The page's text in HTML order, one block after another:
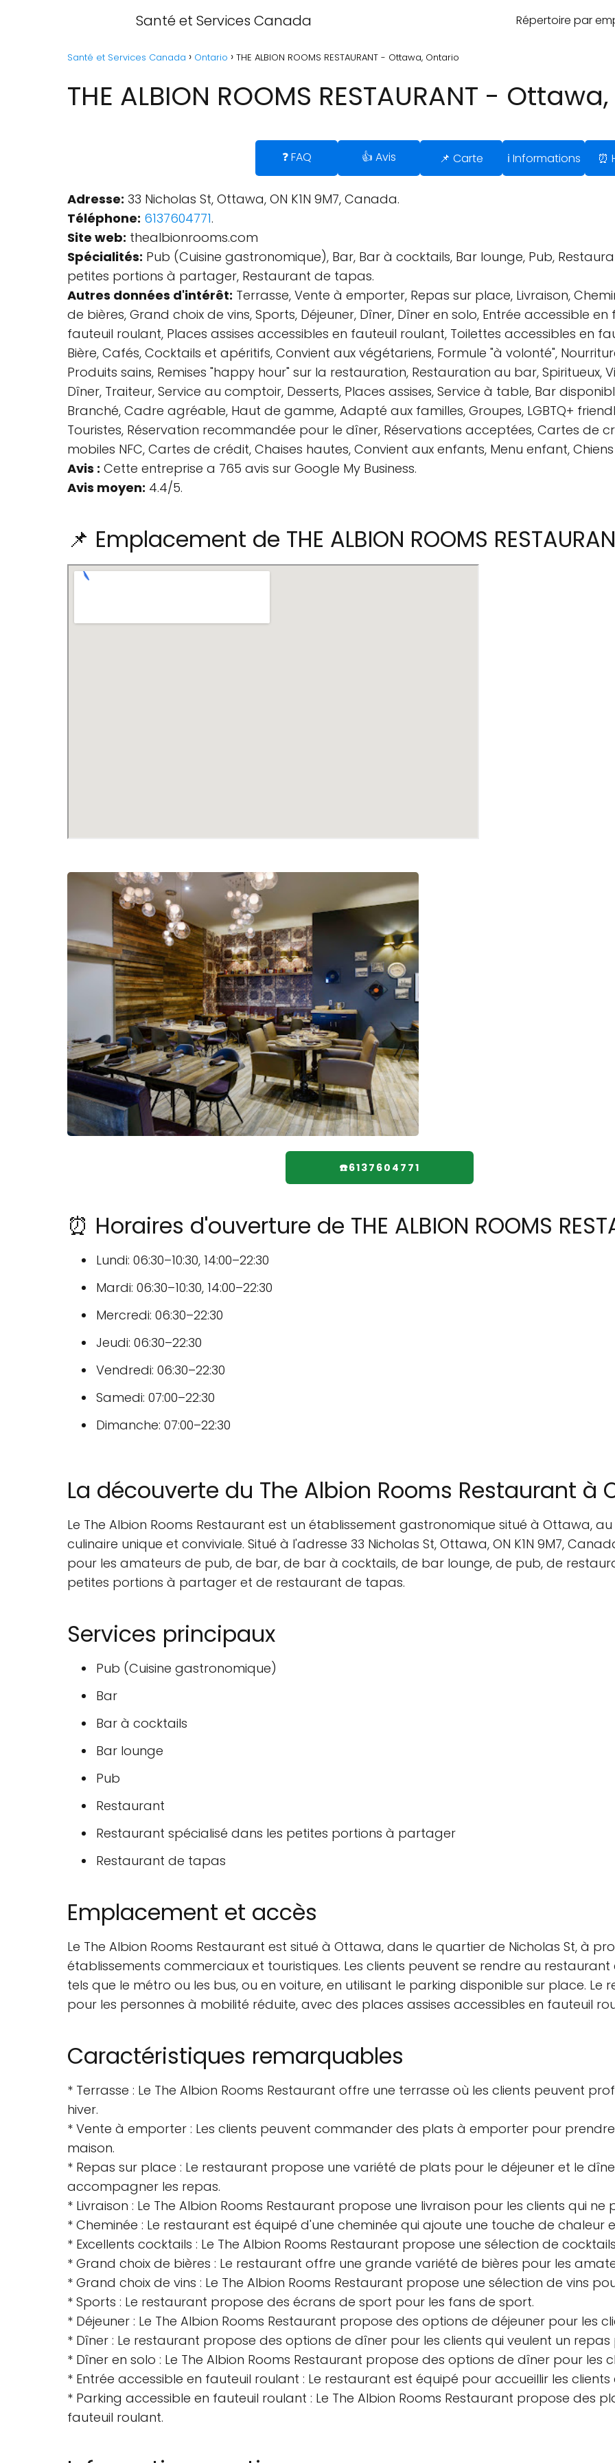
Santé et Services Canada Répertoire par
Santé et Services Canada Ontario THE ALBION ROOMS RESTAURANT - Ottawa, Ontario
THE ALBION ROOMS RESTAURANT -
❓ FAQ 👍 Avis 📌 Carte ℹ️ Informations ⏰
Adresse: 33 Nicholas St, Ottawa, ON K1N 9M7, Canada.
Téléphone: 6137604771.
Site web: thealbionrooms.com
Spécialités: Pub (Cuisine gastronomique), Bar, Bar à cocktails, Bar lounge, Pub,
petites portions à partager, Restaurant de tapas.
Autres données d'intérêt: Terrasse, Vente à emporter, Repas sur place, Livraison,
de bières, Grand choix de vins, Sports, Déjeuner, Dîner, Dîner en solo, Entrée accessible
fauteuil roulant, Places assises accessibles en fauteuil roulant, Toilettes accessibles en
Bière, Cafés, Cocktails et apéritifs, Convient aux végétariens, Formule "à volonté",
Produits sains, Remises "happy hour" sur la restauration, Restauration au bar, Spiritueux,
Dîner, Traiteur, Service au comptoir, Desserts, Places assises, Service à table, Bar
Branché, Cadre agréable, Haut de gamme, Adapté aux familles, Groupes, LGBTQ+
Touristes, Réservation recommandée pour le dîner, Réservations acceptées, Cartes de
mobiles NFC, Cartes de crédit, Chaises hautes, Convient aux enfants, Menu enfant,
Avis : Cette entreprise a 765 avis sur Google My Business.
Avis moyen: 4.4/5.
📌 Emplacement de THE ALBION ROOMS
☎️6137604771
⏰ Horaires d'ouverture de THE ALBION ROOMS
Lundi: 06:30–10:30, 14:00–22:30
Mardi: 06:30–10:30, 14:00–22:30
Mercredi: 06:30–22:30
Jeudi: 06:30–22:30
Vendredi: 06:30–22:30
Samedi: 07:00–22:30
Dimanche: 07:00–22:30
La découverte du The Albion Rooms Restaurant à
Le The Albion Rooms Restaurant est un établissement gastronomique situé à Ottawa,
culinaire unique et conviviale. Situé à l'adresse 33 Nicholas St, Ottawa, ON K1N 9M7,
pour les amateurs de pub, de bar, de bar à cocktails, de bar lounge, de pub, de
petites portions à partager et de restaurant de tapas.
Services principaux
Pub (Cuisine gastronomique)
Bar
Bar à cocktails
Bar lounge
Pub
Restaurant
Restaurant spécialisé dans les petites portions à partager
Restaurant de tapas
Emplacement et accès
Le The Albion Rooms Restaurant est situé à Ottawa, dans le quartier de Nicholas St, à
établissements commerciaux et touristiques. Les clients peuvent se rendre au
tels que le métro ou les bus, ou en voiture, en utilisant le parking disponible sur place.
pour les personnes à mobilité réduite, avec des places assises accessibles en fauteuil
Caractéristiques remarquables
* Terrasse : Le The Albion Rooms Restaurant offre une terrasse où les clients peuvent
hiver.
* Vente à emporter : Les clients peuvent commander des plats à emporter pour
maison.
* Repas sur place : Le restaurant propose une variété de plats pour le déjeuner et le
accompagner les repas.
* Livraison : Le The Albion Rooms Restaurant propose une livraison pour les clients qui
* Cheminée : Le restaurant est équipé d'une cheminée qui ajoute une touche de chaleur
* Excellents cocktails : Le The Albion Rooms Restaurant propose une sélection de
* Grand choix de bières : Le restaurant offre une grande variété de bières pour les
* Grand choix de vins : Le The Albion Rooms Restaurant propose une sélection de vins
* Sports : Le restaurant propose des écrans de sport pour les fans de sport.
* Déjeuner : Le The Albion Rooms Restaurant propose des options de déjeuner pour les
* Dîner : Le restaurant propose des options de dîner pour les clients qui veulent un
* Dîner en solo : Le The Albion Rooms Restaurant propose des options de dîner pour les
* Entrée accessible en fauteuil roulant : Le restaurant est équipé pour accueillir les
* Parking accessible en fauteuil roulant : Le The Albion Rooms Restaurant propose des
fauteuil roulant.